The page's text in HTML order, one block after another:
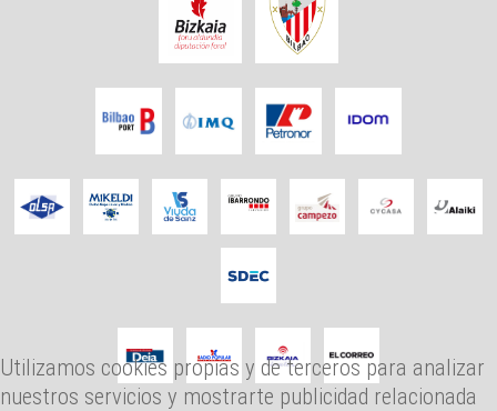
Utilizamos cookies propias y de terceros para analizar
nuestros servicios y mostrarte publicidad relacionada